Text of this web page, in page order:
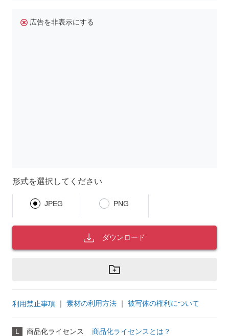
広告を非表示にする
形式を選択してください
JPEG PNG
ダウンロード
利用禁止事項 ｜ 素材の利用方法 ｜ 被写体の権利について
L 商品化ライセンス 商品化ライセンスとは？